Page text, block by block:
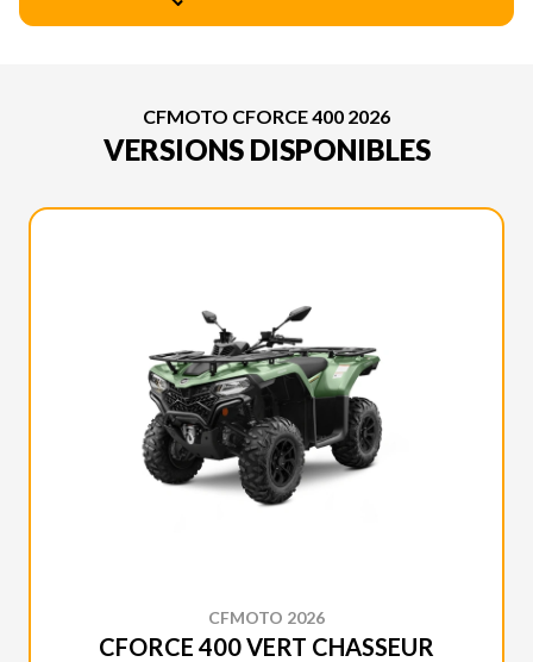
CFMOTO CFORCE 400 2026
VERSIONS DISPONIBLES
CFMOTO 2026
CFORCE 400 VERT CHASSEUR